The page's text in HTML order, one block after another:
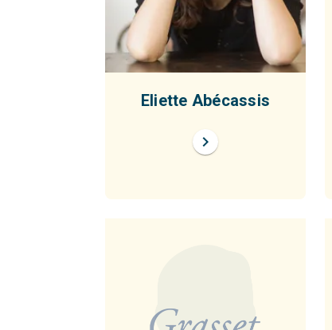
Eliette Abécassis
chevron_right